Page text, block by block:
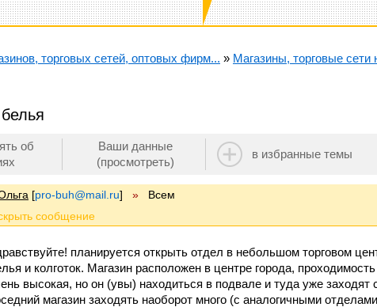
торговых сетей, оптовых фирм... » Магазины, торговые сети
об
Ваши данные
(просмотреть)
в избранные темы
[pro-buh@mail.ru] » Всем
планируется открыть отдел в небольшом торговом
и колготок. Магазин расположен в центре города,
высокая, но он (увы) находиться в подвале и туда уже
магазин заходять наоборот много (с аналогичными